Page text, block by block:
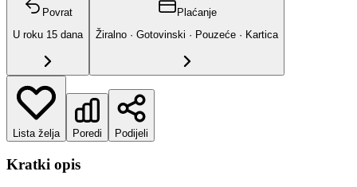
Povrat
U roku 15 dana
Plaćanje
Žiralno · Gotovinski · Pouzeće · Kartica
Lista želja Poredi Podijeli
Kratki opis